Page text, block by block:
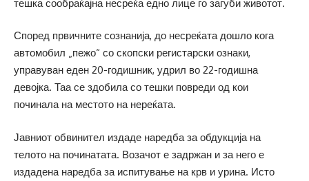
тешка сообраќајна несреќа едно лице го загуби животот.
Според првичните сознанија, до несреќата дошло кога
автомобил „пежо“ со скопски регистарски ознаки,
управуван еден 20-годишник, удрил во 22-годишна
девојка. Таа се здобила со тешки повреди од кои
починала на местото на нереќата.
Јавниот обвинител издаде наредба за обдукција на
телото на починатата. Возачот е задржан и за него е
издадена наредба за испитување на крв и урина. Исто